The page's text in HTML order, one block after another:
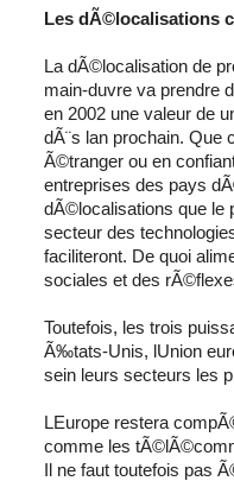
Les dÃ©localisations
La dÃ©localisation de
main-duvre va prendre
en 2002 une valeur de
dÃ¨s lan prochain. Que
Ã©tranger ou en
entreprises des pays
dÃ©localisations que le
secteur des
faciliteront. De quoi
sociales et des
Toutefois, les trois
Ã‰tats-Unis, lUnion
sein leurs secteurs les
LEurope restera
comme les
Il ne faut toutefois pas